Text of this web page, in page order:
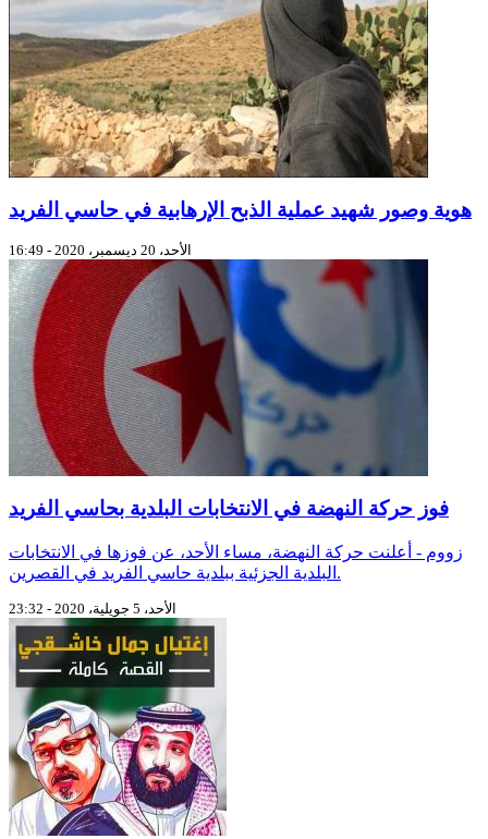
هوية وصور شهيد عملية الذبح الإرهابية في حاسي الفريد
الأحد، 20 ديسمبر، 2020 - 16:49
فوز حركة النهضة في الانتخابات البلدية بحاسي الفريد
زووم - أعلنت حركة النهضة، مساء الأحد، عن فوزها في الانتخابات
البلدية الجزئية ببلدية حاسي الفريد في القصرين.
الأحد، 5 جويلية، 2020 - 23:32